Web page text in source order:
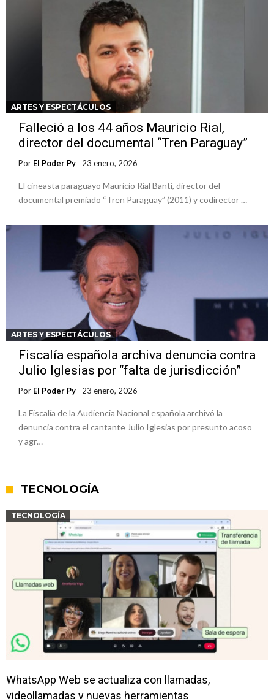
ARTES Y ESPECTÁCULOS
Falleció a los 44 años Mauricio Rial,
director del documental “Tren Paraguay”
Por El Poder Py 23 enero, 2026
El cineasta paraguayo Mauricio Rial Banti, director del
documental premiado “Tren Paraguay” (2011) y codirector …
ARTES Y ESPECTÁCULOS
Fiscalía española archiva denuncia contra
Julio Iglesias por “falta de jurisdicción”
Por El Poder Py 23 enero, 2026
La Fiscalía de la Audiencia Nacional española archivó la
denuncia contra el cantante Julio Iglesias por presunto acoso
y agr…
TECNOLOGÍA
TECNOLOGÍA
WhatsApp Web se actualiza con llamadas,
videollamadas y nuevas herramientas